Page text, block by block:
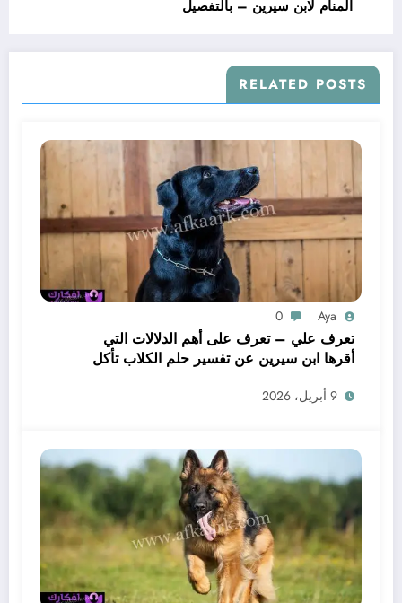
المنام لابن سيرين – بالتفصيل
RELATED POSTS
Aya
0
تعرف علي – تعرف على أهم الدلالات التي
أقرها ابن سيرين عن تفسير حلم الكلاب تأكل
لحم – بالتفصيل
9 أبريل، 2026